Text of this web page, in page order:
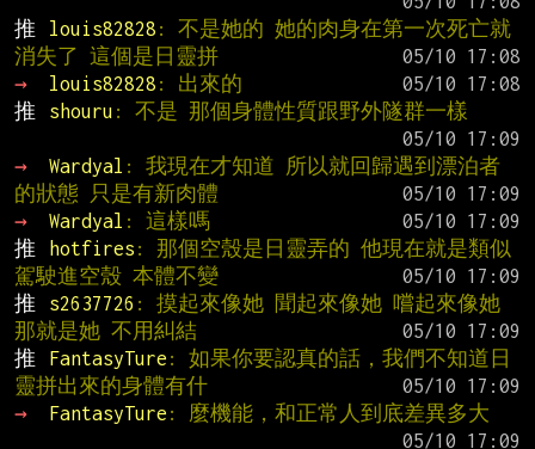
推
louis82828 : 不是她的 她的肉身在第一次死亡就
消失了 這個是日靈拼
→
louis82828 : 出來的
推
shouru : 不是 那個身體性質跟野外隧群一樣
→
Wardyal : 我現在才知道 所以就回歸遇到漂泊者
的狀態 只是有新肉體
→
Wardyal : 這樣嗎
推
hotfires : 那個空殼是日靈弄的 他現在就是類似
駕駛進空殼 本體不變
推
s2637726 : 摸起來像她 聞起來像她 嚐起來像她
那就是她 不用糾結
推
FantasyTure : 如果你要認真的話，我們不知道日
靈拼出來的身體有什
→
FantasyTure : 麼機能，和正常人到底差異多大